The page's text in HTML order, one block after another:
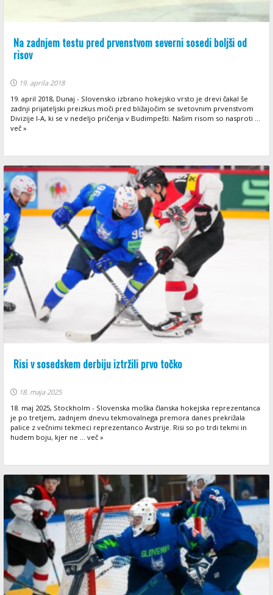
Na zadnjem testu pred prvenstvom severni sosedi boljši od
risov
19. aprila 2018
19. april 2018, Dunaj - Slovensko izbrano hokejsko vrsto je drevi čakal še
zadnji prijateljski preizkus moči pred bližajočim se svetovnim prvenstvom
Divizije I-A, ki se v nedeljo pričenja v Budimpešti. Našim risom so nasproti ...
več »
Risi v sosedskem derbiju iztržili prvo točko
18. maja 2025
18. maj 2025, Stockholm - Slovenska moška članska hokejska reprezentanca
je po tretjem, zadnjem dnevu tekmovalnega premora danes prekrižala
palice z večnimi tekmeci reprezentanco Avstrije. Risi so po trdi tekmi in
hudem boju, kjer ne ... več »